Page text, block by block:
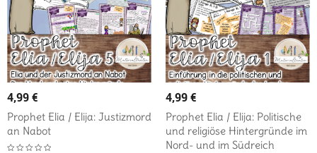
4,99€
Prophet Elia / Elija: Justizmord
an Nabot
4,99€
Prophet Elia / Elija: Politische
und religiöse Hintergründe im
Nord- und im Südreich